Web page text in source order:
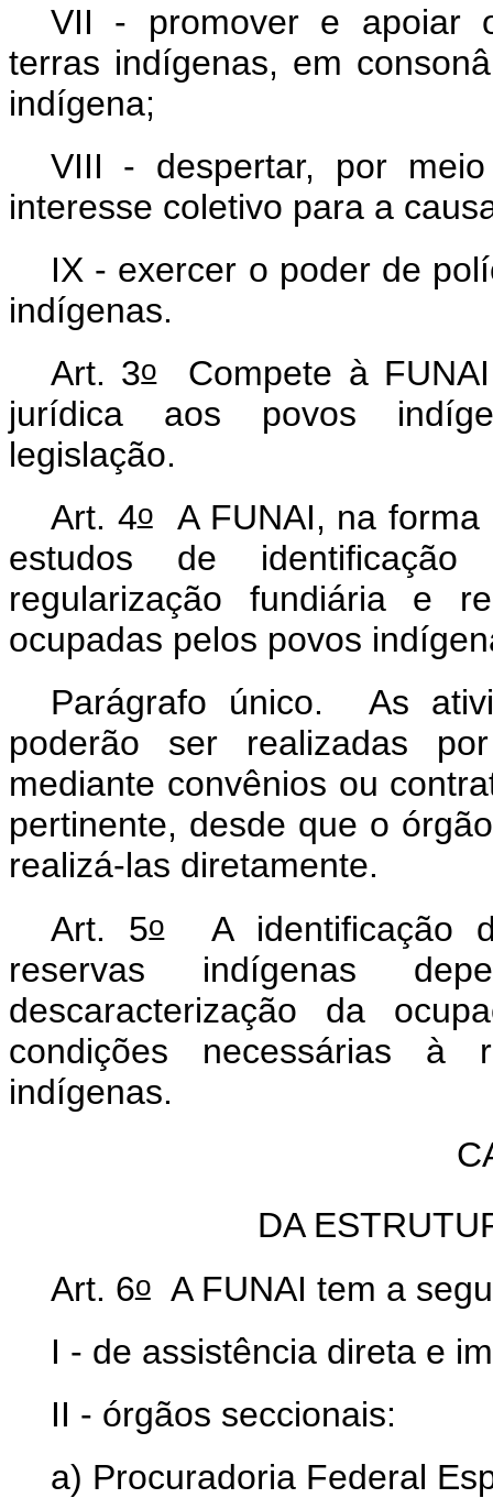
VII - promover e apoiar
terras indígenas, em
indígena;
VIII - despertar, por
interesse coletivo para a
IX - exercer o poder de
indígenas.
Art. 3oCompete à FUNAI
jurídica aos povos
legislação.
Art. 4oA FUNAI, na forma
estudos de
regularização fundiária e
ocupadas pelos povos
Parágrafo único. As
poderão ser realizadas
mediante convênios ou
pertinente, desde que o
realizá-las diretamente.
Art. 5oA identificação
reservas indígenas
descaracterização da
condições necessárias à
indígenas.
DA
Art. 6oA FUNAI tem a
I - de assistência direta e
II - órgãos seccionais:
a) Procuradoria Federal